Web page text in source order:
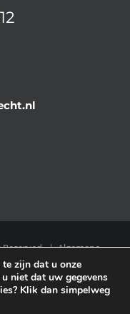
Reserved |Algemene
|Privacy Policy
zijn dat u onze
niet dat uw gegevens
Klik dan simpelweg